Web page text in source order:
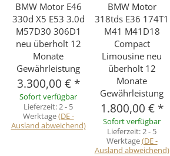
BMW Motor E46
330d X5 E53 3.0d
M57D30 306D1
neu überholt 12
Monate
Gewährleistung
3.300,00 € *
Sofort verfügbar
Lieferzeit:2 - 5
Werktage(DE -
Ausland abweichend)
BMW Motor
318tds E36 174T1
M41 M41D18
Compact
Limousine neu
überholt 12
Monate
Gewährleistung
1.800,00 € *
Sofort verfügbar
Lieferzeit:2 - 5
Werktage(DE -
Ausland abweichend)